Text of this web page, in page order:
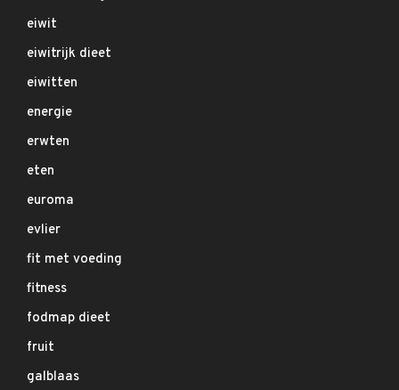
eiwit
eiwitrijk dieet
eiwitten
energie
erwten
eten
euroma
evlier
fit met voeding
fitness
fodmap dieet
fruit
galblaas